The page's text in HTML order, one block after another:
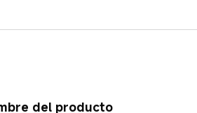
del producto